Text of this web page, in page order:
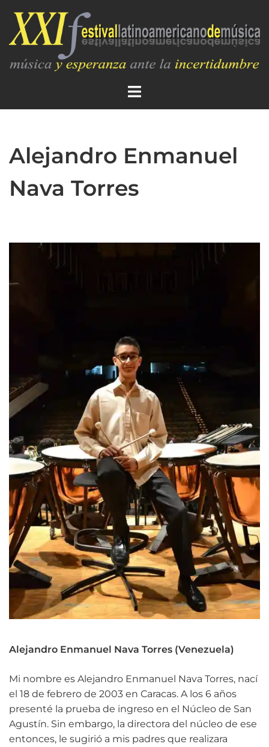
Alejandro Enmanuel
Nava Torres
Alejandro Enmanuel Nava Torres (Venezuela)
Mi nombre es Alejandro Enmanuel Nava Torres, nací
el 18 de febrero de 2003 en Caracas. A los 6 años
presenté la prueba de ingreso en el Núcleo de San
Agustín. Sin embargo, la directora del núcleo de ese
entonces, le sugirió a mis padres que realizara